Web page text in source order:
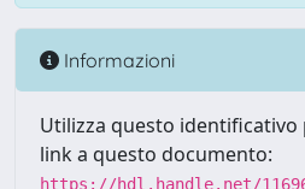
Informazioni
Utilizza questo
link a questo documento:
https://hdl.handle.net/